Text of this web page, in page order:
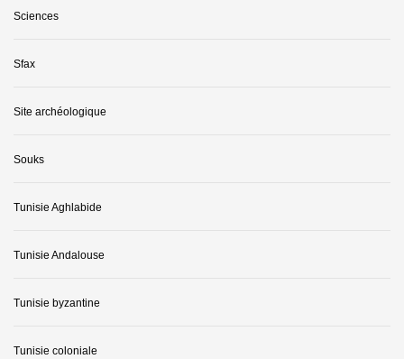
Sciences
Sfax
Site archéologique
Souks
Tunisie Aghlabide
Tunisie Andalouse
Tunisie byzantine
Tunisie coloniale